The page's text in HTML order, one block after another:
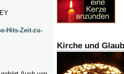
Hits-Zeit-zu-
Kirche und